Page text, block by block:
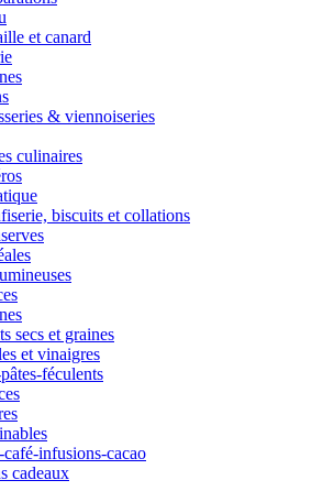
et canard
& viennoiseries
culinaires
biscuits et collations
secs et graines
et vinaigres
féculents
infusions-cacao
cadeaux